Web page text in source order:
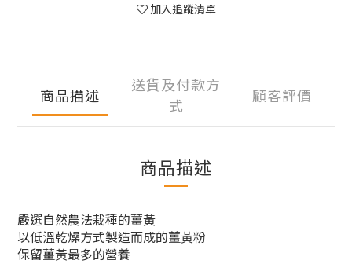
加入追蹤清單
商品描述
送貨及付款方
式
顧客評價
商品描述
嚴選自然農法栽種的薑黃
以低溫乾燥方式製造而成的薑黃粉
保留薑黃最多的營養